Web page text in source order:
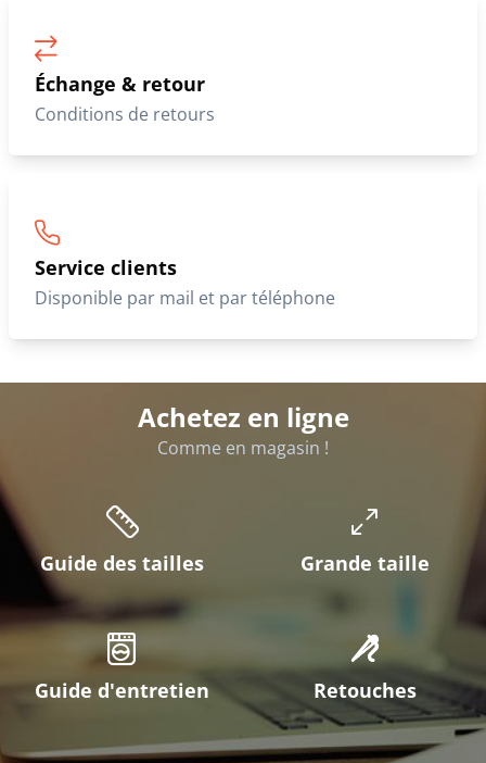
Échange & retour
Conditions de retours
Service clients
Disponible par mail et par téléphone
Achetez en ligne
Comme en magasin !
Guide des tailles Grande taille
Guide d'entretien Retouches